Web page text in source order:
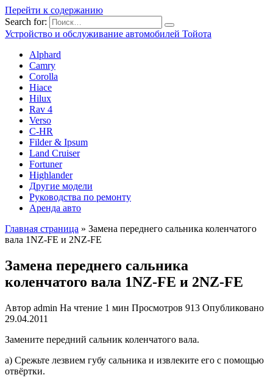
Перейти к содержанию
Search for:
Устройство и обслуживание автомобилей Тойота
Alphard
Camry
Corolla
Hiace
Hilux
Rav 4
Verso
C-HR
Filder & Ipsum
Land Cruiser
Fortuner
Highlander
Другие модели
Руководства по ремонту
Аренда авто
Главная страница » Замена переднего сальника коленчатого
вала 1NZ-FE и 2NZ-FE
Замена переднего сальника
коленчатого вала 1NZ-FE и 2NZ-FE
Автор admin На чтение 1 мин Просмотров 913 Опубликовано
29.04.2011
Замените передний сальник коленча­того вала.
а) Срежьте лезвием губу сальника и извлеките его с помощью
отвёртки.